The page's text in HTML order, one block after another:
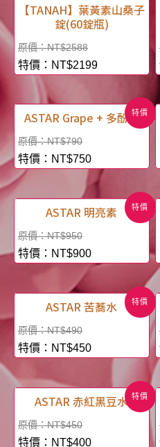
【TANAH】葉黃素山桑子
錠(60錠瓶)
NT$2588
NT$2199
特價
ASTAR Grape + 多酚飲
NT$790
NT$750
特價
ASTAR 明亮素
NT$950
NT$900
特價
ASTAR 苦蕎水
NT$490
NT$450
特價
ASTAR 赤紅黑豆水
NT$450
NT$400